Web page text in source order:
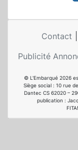
Contact
Publicité
© L'Embarqué 2026
Siège social : 10 rue
Dantec CS 62020 –
publication :